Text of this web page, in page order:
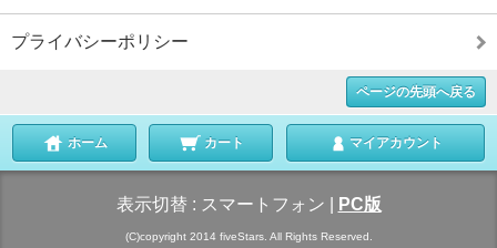
プライバシーポリシー
ページの先頭へ戻る
ホーム カート マイアカウント
表示切替 : スマートフォン PC版
(C)copyright 2014 fiveStars. All Rights Reserved.